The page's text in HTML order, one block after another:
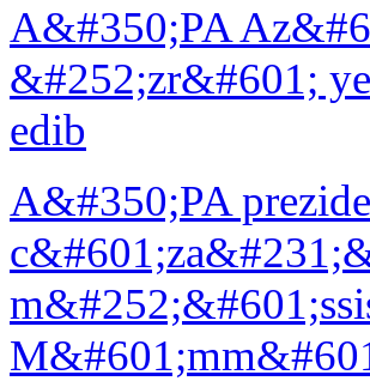
A&#350;PA
&#252;zr&#601;
edib
A&#350;PA